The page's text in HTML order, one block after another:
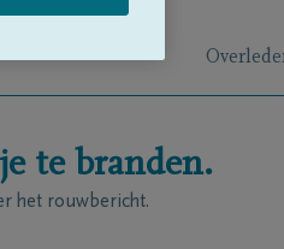
te branden.
het rouwbericht.